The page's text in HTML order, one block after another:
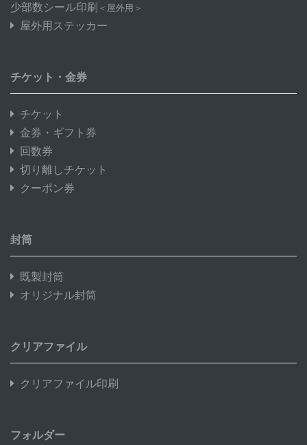
少部数シール印刷 ＜屋外用＞
屋外用ステッカー
チケット・金券
チケット
金券・ギフト券
回数券
切り離しチケット
クーポン券
封筒
既製封筒
オリジナル封筒
クリアファイル
クリアファイル印刷
フォルダー